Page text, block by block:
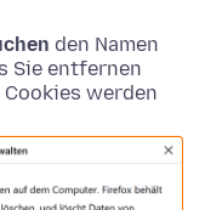
den Namen
Sie entfernen
werden